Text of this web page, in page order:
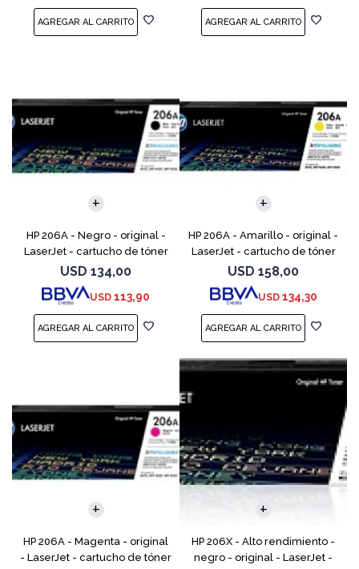
HP 206A - Negro - original -
LaserJet - cartucho de tóner
(W2110A) - para Color
LaserJet Pro M255, M283, MFP
M282, MFP M283
USD 134,00
USD 113,90
HP 206A - Amarillo - original -
LaserJet - cartucho de tóner
(W2112A) - para Color
LaserJet Pro M255, M283, MFP
M282, MFP M283
USD 158,00
USD 134,30
HP 206A - Magenta - original
- LaserJet - cartucho de tóner
HP 206X - Alto rendimiento -
negro - original - LaserJet -